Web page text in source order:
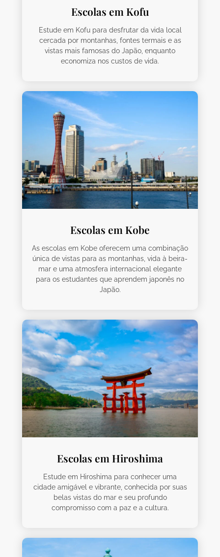
Escolas em Kofu
Estude em Kofu para desfrutar da vida local
cercada por montanhas, fontes termais e as
vistas mais famosas do Japão, enquanto
economiza nos custos de vida.
Escolas em Kobe
As escolas em Kobe oferecem uma combinação
única de vistas para as montanhas, vida à beira-
mar e uma atmosfera internacional elegante
para os estudantes que aprendem japonês no
Japão.
Escolas em Hiroshima
Estude em Hiroshima para conhecer uma
cidade amigável e vibrante, conhecida por suas
belas vistas do mar e seu profundo
compromisso com a paz e a cultura.